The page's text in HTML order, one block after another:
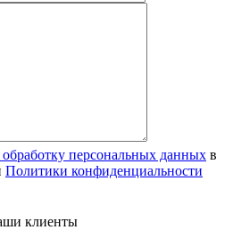
обработку персональных данных в
Политики конфиденциальности
клиенты